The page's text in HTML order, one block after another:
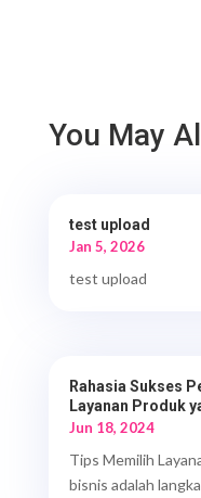
You May
test upload
Jan 5, 2026
test upload
Rahasia Sukses
Layanan Produk
Jun 18, 2024
Tips Memilih
bisnis adalah